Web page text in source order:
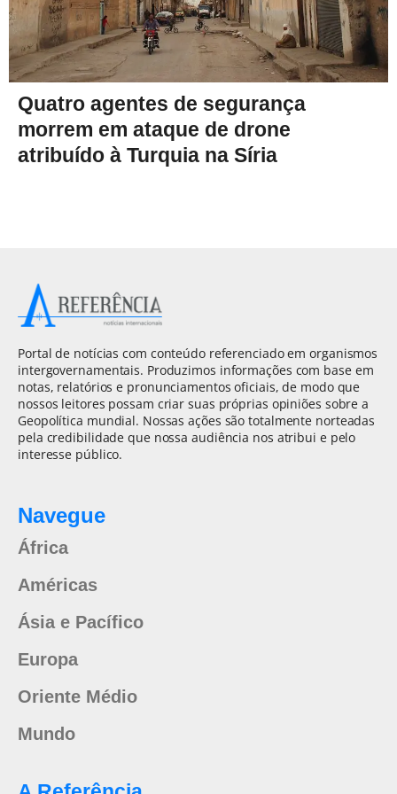
Quatro agentes de segurança
morrem em ataque de drone
atribuído à Turquia na Síria
Portal de notícias com conteúdo referenciado em organismos
intergovernamentais. Produzimos informações com base em
notas, relatórios e pronunciamentos oficiais, de modo que
nossos leitores possam criar suas próprias opiniões sobre a
Geopolítica mundial. Nossas ações são totalmente norteadas
pela credibilidade que nossa audiência nos atribui e pelo
interesse público.
Navegue
África
Américas
Ásia e Pacífico
Europa
Oriente Médio
Mundo